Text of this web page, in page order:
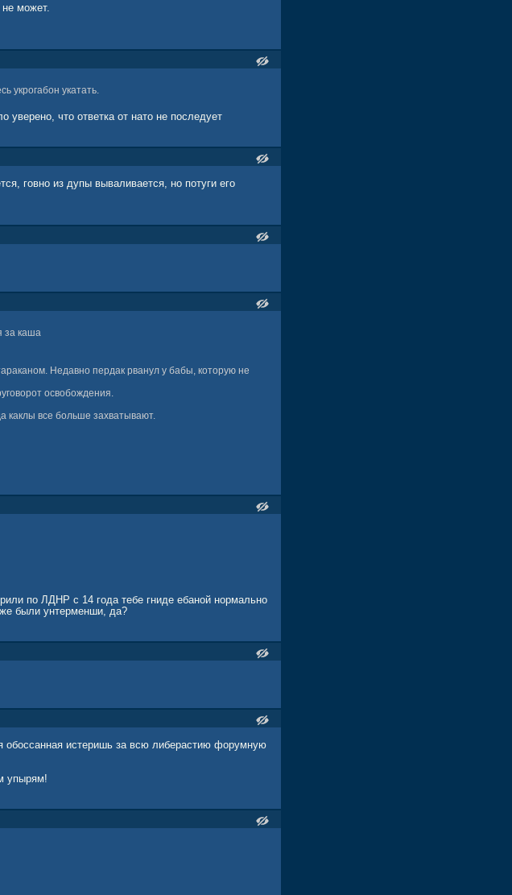
не может.
укрогабон укатать.
что ответка от нато не последует
говно из дупы вываливается, но потуги его
за каша
Недавно пердак рванул у бабы, которую не
освобождения.
каклы все больше захватывают.
по ЛДНР с 14 года тебе гниде ебаной нормально
были унтерменши, да?
обоссанная истеришь за всю либерастию форумную
упырям!